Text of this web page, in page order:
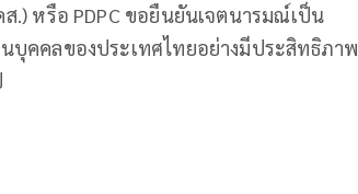
หรือ PDPC ขอยืนยันเจตนารมณ์เป็น
บุคคลของประเทศไทยอย่างมีประสิทธิภาพ